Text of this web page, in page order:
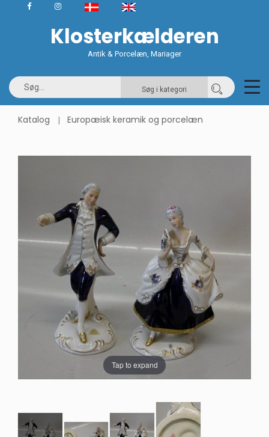
Klosterkælderen
Antik & Porcelæn, Mariager
Søg i kategori
Katalog Europæisk keramik og porcelæn
Tap to expand